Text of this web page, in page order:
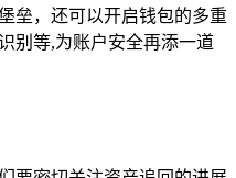
垒，还可以开启钱包的多重
别等,为账户安全再添一道